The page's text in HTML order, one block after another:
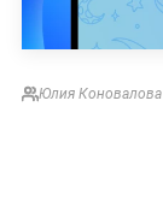
Юлия Коновалова